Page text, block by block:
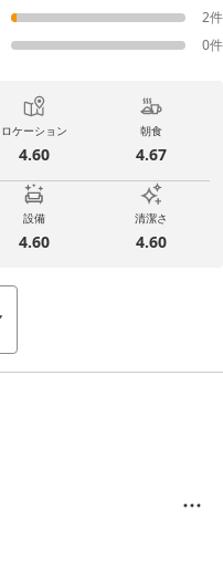
2件
0件
ロケーション
4.60
朝食
4.67
設備
4.60
清潔さ
4.60